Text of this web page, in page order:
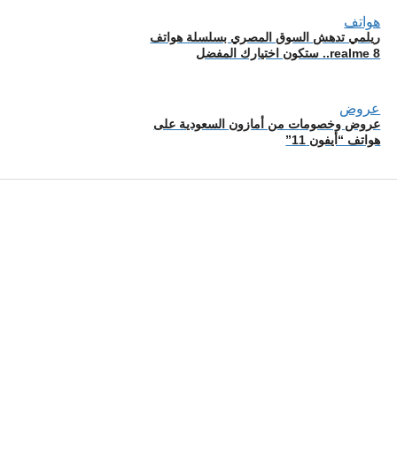
هواتف
ريلمي تدهش السوق المصري بسلسلة هواتف
realme 8.. ستكون اختيارك المفضل
عروض
عروض وخصومات من أمازون السعودية على
هواتف “أيفون 11”